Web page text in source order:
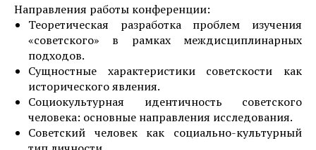
Направления работы конференции:
Теоретическая разработка проблем изучения
«советского» в рамках междисциплинарных
подходов.
Сущностные характеристики советскости как
исторического явления.
Социокультурная идентичность советского
человека: основные направления исследования.
Советский человек как социально-культурный